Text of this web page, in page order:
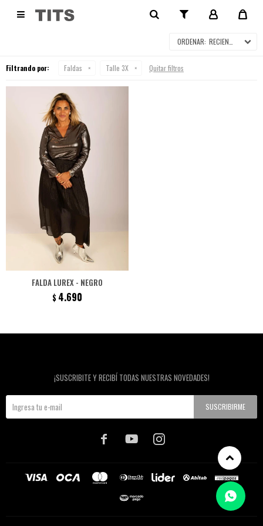
 FALDAS
RECIENTES
Filtrando por: Faldas Talle 3X Quitar filtros
FALDA LUREX - NEGRO
$ 4.690
¡SUSCRIBITE Y RECIBÍ TODAS NUESTRAS NOVEDADES!
SUSCRIBIRME
  